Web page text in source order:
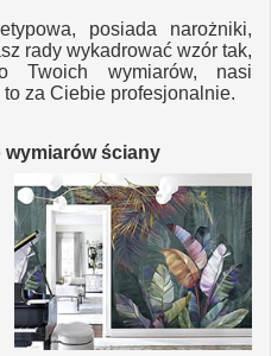
posiada narożniki,
rady wykadrować wzór tak,
Twoich wymiarów, nasi
za Ciebie profesjonalnie.
wymiarów ściany